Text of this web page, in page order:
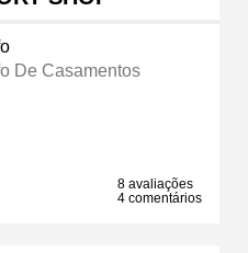
De Casamentos
8 avaliações
4 comentários